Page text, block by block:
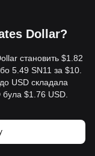
Dollar?
становить $1.82
5.49 SN11 за $10.
USD складала
$1.76 USD.